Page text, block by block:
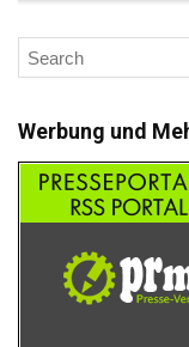
Werbung und